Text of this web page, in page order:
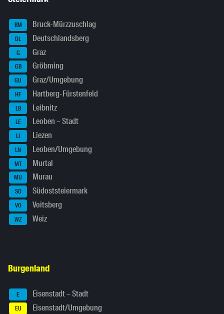
BM Bruck-Mürzzuschlag
DL Deutschlandsberg
G Graz
GB Gröbming
GU Graz/Umgebung
HF Hartberg-Fürstenfeld
LB Leibnitz
LE Leoben – Stadt
LI Liezen
LN Leoben/Umgebung
MT Murtal
MU Murau
SO Südoststeiermark
VO Voitsberg
WZ Weiz
Burgenland
E Eisenstadt – Stadt
EU Eisenstadt/Umgebung